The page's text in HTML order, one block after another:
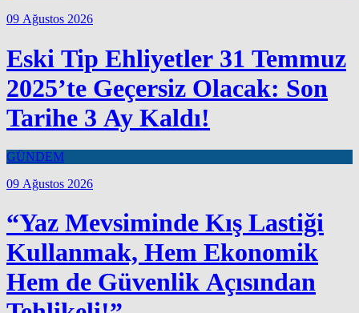
09 Ağustos 2026
Eski Tip Ehliyetler 31 Temmuz
2025’te Geçersiz Olacak: Son
Tarihe 3 Ay Kaldı!
GÜNDEM
09 Ağustos 2026
“Yaz Mevsiminde Kış Lastiği
Kullanmak, Hem Ekonomik
Hem de Güvenlik Açısından